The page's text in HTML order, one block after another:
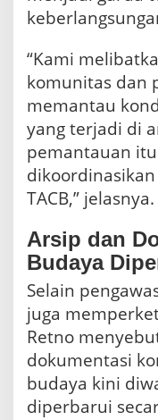
“Kami
komunitas dan
memantau
yang terjadi di
pemantauan
TACB,” jelasnya.
Arsip dan
Budaya
Selain
juga
Retno
dokumentasi
budaya kini
diperbarui